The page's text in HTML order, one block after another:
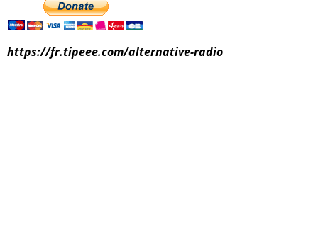
https://fr.tipeee.com/alternative-radio